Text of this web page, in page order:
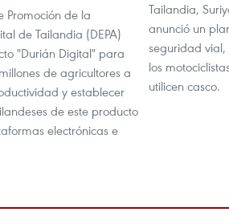
Promoción de la
de Tailandia (DEPA)
"Durián Digital" para
de agricultores a
y establecer
de este producto
electrónicas e
Tailandia,
anunció un
seguridad
los
utilicen casco.